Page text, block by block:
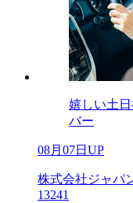
嬉しい土
バー
08月07日UP
株式会社ジャパ
13241